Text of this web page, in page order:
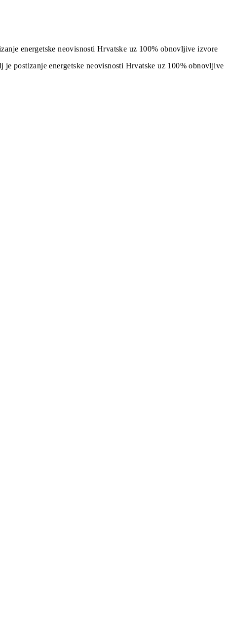
energetske neovisnosti Hrvatske uz 100% obnovljive izvore
postizanje energetske neovisnosti Hrvatske uz 100% obnovljive